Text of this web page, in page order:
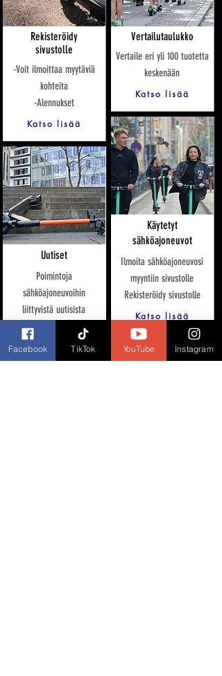
Rekisteröidy
sivustolle
-Voit ilmoittaa myytäviä
kohteita
-Alennukset
Katso lisää
Uutiset
Poimintoja
sähköajoneuvoihin
liittyvistä uutisista
Katso lisää
Vertailutaulukko
Vertaile eri yli 100 tuotetta
keskenään
Katso lisää
Käytetyt
sähköajoneuvot
Ilmoita sähköajoneuvosi
myyntiin sivustolle
Rekisteröidy sivustolle
Katso lisää
Facebook TikTok YouTube Instagram